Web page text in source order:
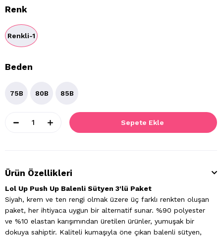
Renk
Renkli-1
Beden
75B 80B 85B
Ürün Özellikleri
Lol Up Push Up Balenli Sütyen 3'lü Paket
Siyah, krem ve ten rengi olmak üzere üç farklı renkten oluşan
paket, her ihtiyaca uygun bir alternatif sunar. %90 polyester
ve %10 elastan karışımından üretilen ürünler, yumuşak bir
dokuya sahiptir. Kaliteli kumaşıyla öne çıkan balenli sütyen,